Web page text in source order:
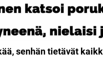
senhän tietävät